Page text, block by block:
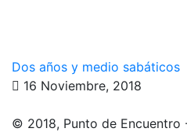
Dos años y medio sabáticos
16 Noviembre, 2018
© 2018, Punto de Encuentro